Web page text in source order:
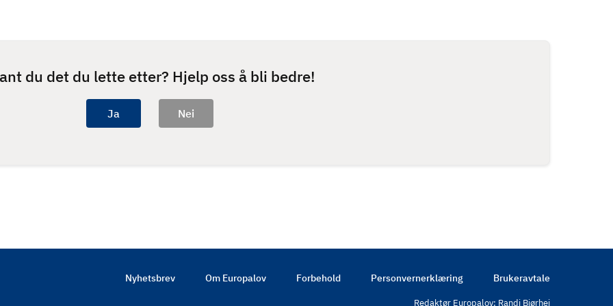
du det du lette etter? Hjelp oss å bli bedre!
Nyhetsbrev Om Europalov Forbehold Personvernerklæring Brukeravtale
Redaktør Europalov: Randi Bjørhei